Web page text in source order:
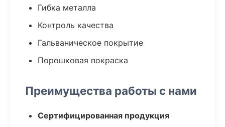
Гибка металла
Контроль качества
Гальваническое покрытие
Порошковая покраска
Преимущества работы с нами
Сертифицированная продукция